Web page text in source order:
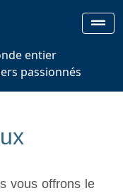
entier
passionnés
vous offrons le